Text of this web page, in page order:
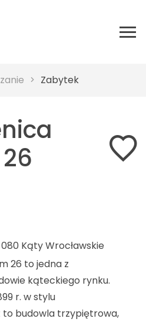
Zabytek
Kąty Wrocławskie
26 to jedna z
kąteckiego rynku.
r. w stylu
to budowla trzypiętrowa,